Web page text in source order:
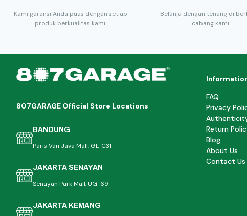
Kami garansi Anda puas dengan setiap
produk berkualitas kami.
Belanja dengan tenang di
cabang kami.
807GARAGE Official Store Locations
BANDUNG
Paris Van Java Mall, GL-C31
JAKARTA SENAYAN
Senayan Park Mall, UG-69
JAKARTA KEMANG
FAQ
Privacy
Return
Blog
About Us
Contact Us